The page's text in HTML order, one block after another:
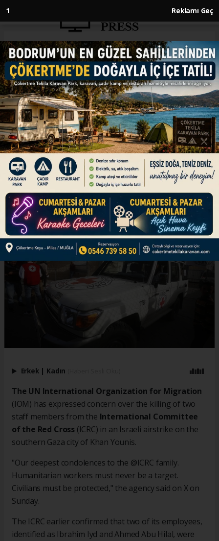
Anasayfa ENGLISH
UN migration agency expresses
concern over death of 2 Red
Cross workers in Israeli strike
ENGLISH
26.05.2025 - 12:45, Güncelleme: 26.05.2025 - 12:45
'Humanitarian workers must never be a target.
Civilians must be protected,' says IOM
ABONE OL
Erkek | Kadın
The UN International Organization for Migration
(IOM) has expressed concern over the killing of two
staff members from the International Committee
of the Red Cross (ICRC) in an Israeli airstrike on the
southern Gaza city of Khan Younis.
"Our deepest condolences to the @ICRC family.
Humanitarian workers must never be a target.
Civilians must be protected," the agency said on X on
Sunday.
The ICRC earlier confirmed that two of its employees,
identified as Ibrahim Iyd and Ahmed Abu Hilal, were